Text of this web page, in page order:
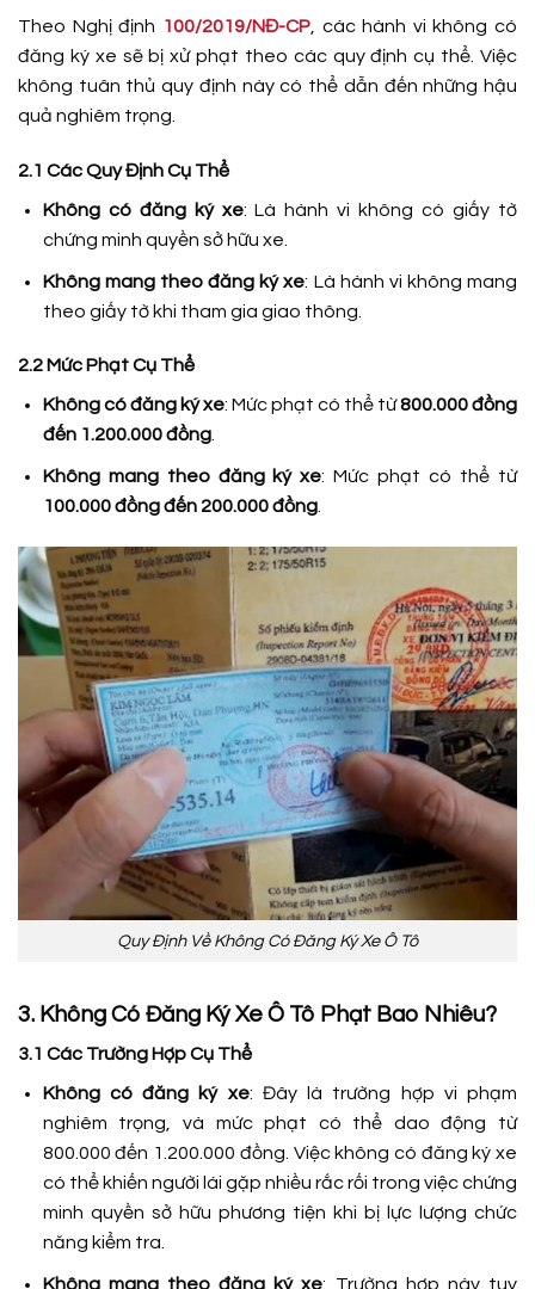
Theo Nghị định 100/2019/NĐ-CP, các hành vi không có
đăng ký xe sẽ bị xử phạt theo các quy định cụ thể. Việc
không tuân thủ quy định này có thể dẫn đến những hậu
quả nghiêm trọng.
2.1 Các Quy Định Cụ Thể
Không có đăng ký xe: Là hành vi không có giấy tờ
chứng minh quyền sở hữu xe.
Không mang theo đăng ký xe: Là hành vi không mang
theo giấy tờ khi tham gia giao thông.
2.2 Mức Phạt Cụ Thể
Không có đăng ký xe: Mức phạt có thể từ800.000 đồng
đến 1.200.000 đồng.
Không mang theo đăng ký xe: Mức phạt có thể từ
100.000 đồng đến 200.000 đồng.
Quy Định Về Không Có Đăng Ký Xe Ô Tô
3. Không Có Đăng Ký Xe Ô Tô Phạt Bao Nhiêu?
3.1 Các Trường Hợp Cụ Thể
Không có đăng ký xe: Đây là trường hợp vi phạm
nghiêm trọng, và mức phạt có thể dao động từ
800.000 đến 1.200.000 đồng. Việc không có đăng ký xe
có thể khiến người lái gặp nhiều rắc rối trong việc chứng
minh quyền sở hữu phương tiện khi bị lực lượng chức
năng kiểm tra.
Không mang theo đăng ký xe: Trường hợp này tuy